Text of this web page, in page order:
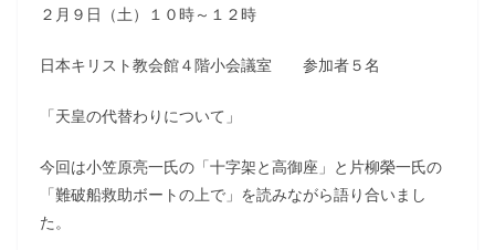
２月９日（土）１０時～１２時
日本キリスト教会館４階小会議室 参加者５名
「天皇の代替わりについて」
今回は小笠原亮一氏の「十字架と高御座」と片柳榮一氏の
「難破船救助ボートの上で」を読みながら語り合いまし
た。